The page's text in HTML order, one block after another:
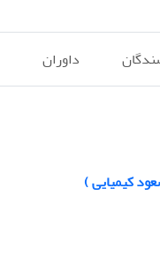
داوران
کیمیایی )